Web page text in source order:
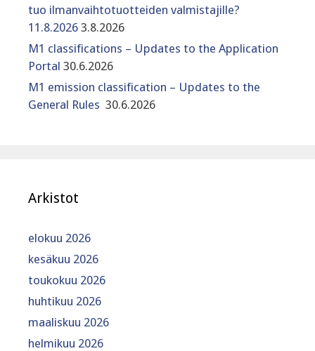
tuo ilmanvaihtotuotteiden valmistajille?
11.8.2026 3.8.2026
M1 classifications – Updates to the Application
Portal 30.6.2026
M1 emission classification – Updates to the
General Rules 30.6.2026
Arkistot
elokuu 2026
kesäkuu 2026
toukokuu 2026
huhtikuu 2026
maaliskuu 2026
helmikuu 2026